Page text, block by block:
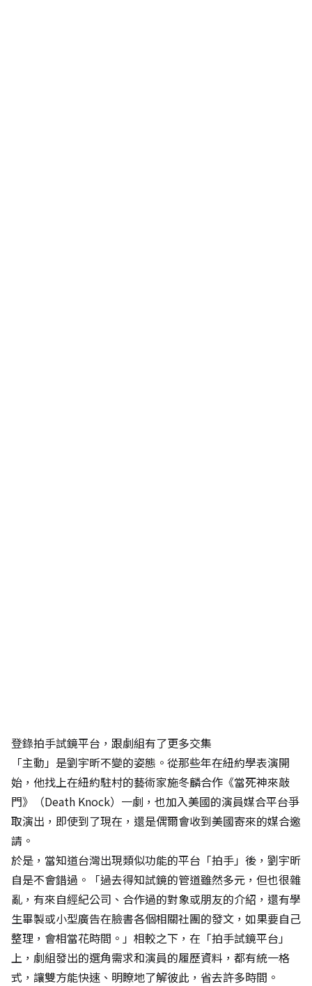
登錄拍手試鏡平台，跟劇組有了更多交集
「主動」是劉宇昕不變的姿態。從那些年在紐約學表演開
始，他找上在紐約駐村的藝術家施冬麟合作《當死神來敲
門》（Death Knock）一劇，也加入美國的演員媒合平台爭
取演出，即使到了現在，還是偶爾會收到美國寄來的媒合邀
請。
於是，當知道台灣出現類似功能的平台「拍手」後，劉宇昕
自是不會錯過。「過去得知試鏡的管道雖然多元，但也很雜
亂，有來自經紀公司、合作過的對象或朋友的介紹，還有學
生畢製或小型廣告在臉書各個相關社團的發文，如果要自己
整理，會相當花時間。」相較之下，在「拍手試鏡平台」
上，劇組發出的選角需求和演員的履歷資料，都有統一格
式，讓雙方能快速、明瞭地了解彼此，省去許多時間。